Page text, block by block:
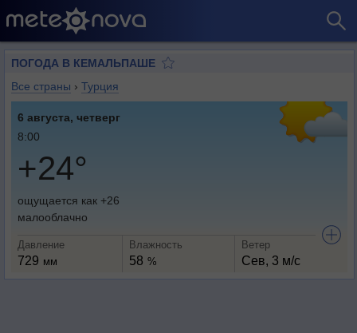
ПОГОДА В КЕМАЛЬПАШЕ
Все страны › Турция
6 августа, четверг
8:00
+24°
ощущается как +26
малооблачно
Давление
729 мм
Влажность
58 %
Ветер
Сев, 3 м/с